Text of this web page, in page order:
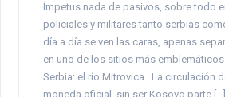
Ímpetus nada de pasivos, sobre todo
policiales y militares tanto serbias
día a día se ven las caras, apenas
en uno de los sitios más
Serbia: el río Mitrovica. La circulación
moneda oficial, sin ser Kosovo parte […]